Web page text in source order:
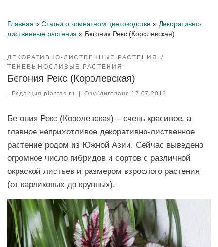
Главная » Статьи о комнатном цветоводстве » Декоративно-
лиственные растения » Бегония Рекс (Королевская)
ДЕКОРАТИВНО-ЛИСТВЕННЫЕ РАСТЕНИЯ
ТЕНЕВЫНОСЛИВЫЕ РАСТЕНИЯ
Бегония Рекс (Королевская)
- Редакция plantas.ru | Опубликовано 17.07.2016
Бегония Рекс (Королевская) – очень красивое, а
главное неприхотливое декоративно-лиственное
растение родом из Южной Азии. Сейчас выведено
огромное число гибридов и сортов с различной
окраской листьев и размером взрослого растения
(от карликовых до крупных).